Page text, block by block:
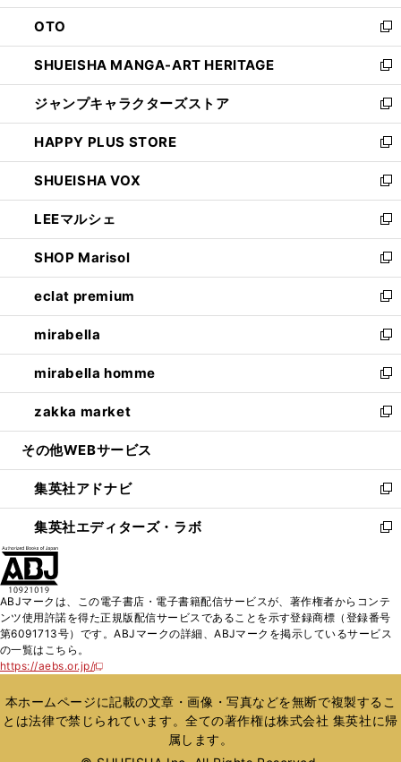
ウ
で
開
く
ン
ド
ウ
で
開
く
OTO
新
し
い
ウ
ィ
ン
ド
ウ
で
開
く
SHUEISHA MANGA-ART HERITAGE
新
し
い
ウ
ィ
ン
ド
ウ
で
開
く
ジャンプキャラクターズストア
新
し
い
ウ
ィ
ン
ド
ウ
で
開
く
HAPPY PLUS STORE
新
し
い
ウ
ィ
ン
ド
ウ
で
開
く
SHUEISHA VOX
新
し
い
ウ
ィ
ン
ド
ウ
で
開
く
LEEマルシェ
新
し
い
ウ
ィ
ン
ド
ウ
で
開
く
SHOP Marisol
新
し
い
ウ
ィ
ン
ド
ウ
で
開
eclat premium
新
し
い
ウ
ィ
ン
ド
ウ
開
く
mirabella
新
し
い
ウ
ィ
ン
ウ
で
開
く
mirabella homme
新
し
い
ウ
ン
ド
ウ
で
zakka market
新
し
ウ
ィ
ン
ド
く
その他WEBサービス
集英社アドナビ
新
し
い
ド
ウ
で
集英社エディターズ・ラボ
新
ィ
ン
ド
開
く
ABJマークは、この電子書店・電子書籍配信サービスが、著作権者からコンテ
ンツ使用許諾を得た正規版配信サービスであることを示す登録商標（登録番号
第6091713号）です。ABJマークの詳細、ABJマークを掲示しているサービス
の一覧はこちら。
https://aebs.or.jp/
新
い
ウ
ィ
本ホームページに記載の文章・画像・写真などを無断で複製するこ
とは法律で禁じられています。全ての著作権は株式会社 集英社に帰
属します。